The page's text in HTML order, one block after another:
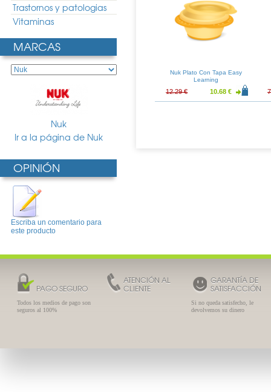
Trastornos y patologias
Vitaminas
MARCAS
Nuk
Ir a la página de Nuk
OPINIÓN
Escriba un comentario para
este producto
Nuk Plato Con Tapa Easy
Learning
12.29 € 10.68 €
PAGO SEGURO
Todos los medios de pago son
seguros al 100%
ATENCIÓN AL
CLIENTE
GARANTÍA DE
SATISFACCIÓN
Si no queda satisfecho, le
devolvemos su dinero